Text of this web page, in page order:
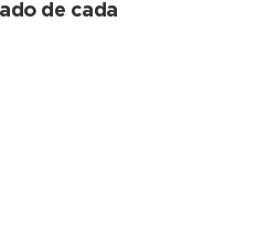
de cada